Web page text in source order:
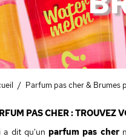
/ Parfum pas cher & Brumes
PAS CHER : TROUVEZ
a dit qu'unparfum pas cher